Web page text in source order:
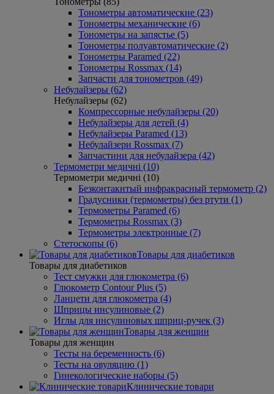
Тонометры автоматические (23)
Тонометры механические (6)
Тонометры на запястье (5)
Тонометры полуавтоматические (2)
Тонометры Paramed (22)
Тонометры Rossmax (14)
Запчасти для тонометров (49)
Небулайзеры (62)
Небулайзеры (62)
Компрессорные небулайзеры (20)
Небулайзеры для детей (4)
Небулайзеры Paramed (13)
Небулайзери Rossmax (7)
Запчастини для небулайзера (42)
Термометри медичні (10)
Термометри медичні (10)
Безконтакнтый инфракрасный термометр (2)
Градусники (термометры) без ртути (1)
Термометры Paramed (6)
Термометры Rossmax (3)
Термометры электронные (7)
Стетоскопы (6)
Товары для диабетиков
Товары для диабетиков
Тест смужки для глюкометра (6)
Глюкометр Contour Plus (5)
Ланцети для глюкометра (4)
Шприцы инсулиновые (2)
Иглы для инсулиновых шприц-ручек (3)
Товары для женщин
Товары для женщин
Тесты на беременность (6)
Тесты на овуляцию (1)
Гинекологические наборы (5)
Клинические товари